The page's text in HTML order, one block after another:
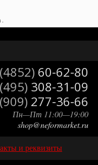
.
(4852) 60-62-80
(495) 308-31-09
(909) 277-36-66
Пн—Пт 11:00—19:00
shop@neformarket.ru
и реквизиты